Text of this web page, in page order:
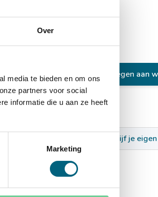
Over
media te bieden en om ons
partners voor social
informatie die u aan ze heeft
Marketing
Toevoegen aan
Schrijf je